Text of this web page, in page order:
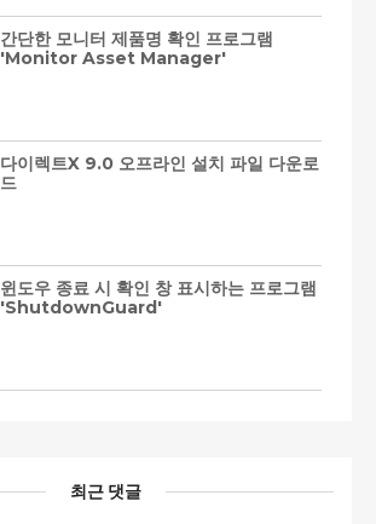
간단한 모니터 제품명 확인 프로그램
'Monitor Asset Manager'
다이렉트X 9.0 오프라인 설치 파일 다운로
드
윈도우 종료 시 확인 창 표시하는 프로그램
'ShutdownGuard'
최근 댓글